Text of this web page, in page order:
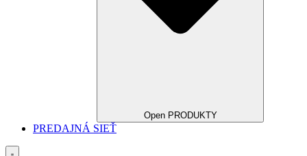
Open PRODUKTY
PREDAJNÁ SIEŤ